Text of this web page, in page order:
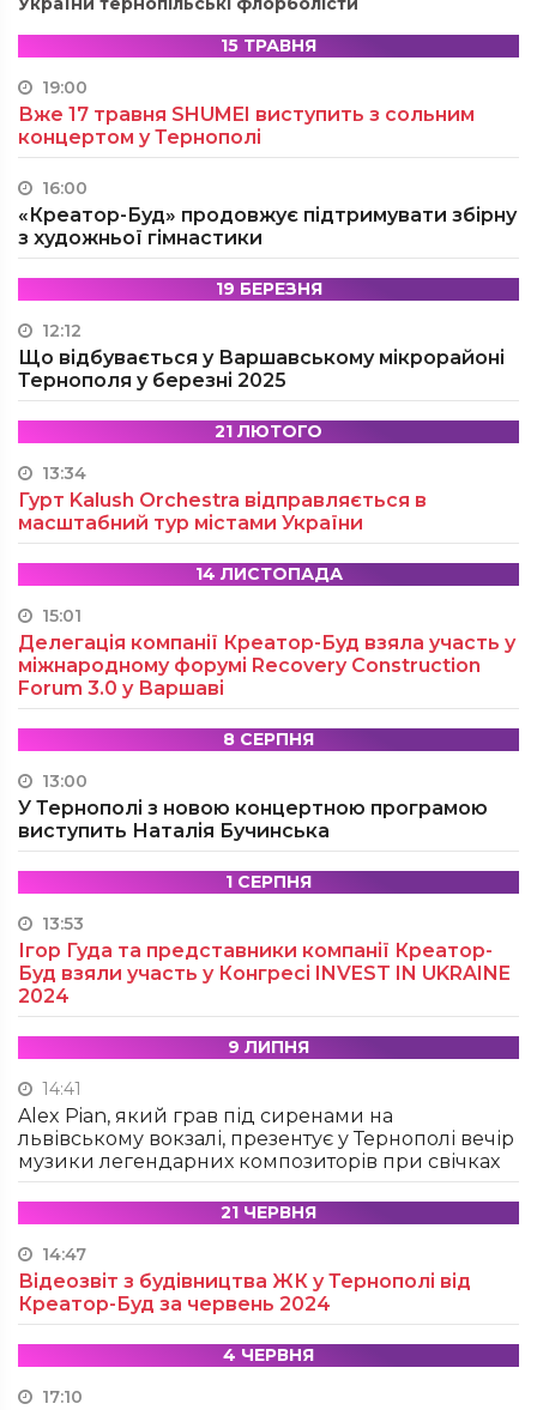
15 ТРАВНЯ
19:00
Вже 17 травня SHUMEI виступить з сольним
концертом у Тернополі
16:00
«Креатор-Буд» продовжує підтримувати збірну
з художньої гімнастики
19 БЕРЕЗНЯ
12:12
Що відбувається у Варшавському мікрорайоні
Тернополя у березні 2025
21 ЛЮТОГО
13:34
Гурт Kalush Orchestra відправляється в
масштабний тур містами України
14 ЛИСТОПАДА
15:01
Делегація компанії Креатор-Буд взяла участь у
міжнародному форумі Recovery Construction
Forum 3.0 у Варшаві
8 СЕРПНЯ
13:00
У Тернополі з новою концертною програмою
виступить Наталія Бучинська
1 СЕРПНЯ
13:53
Ігор Гуда та представники компанії Креатор-
Буд взяли участь у Конгресі INVEST IN UKRAINE
2024
9 ЛИПНЯ
14:41
Alex Pian, який грав під сиренами на
львівському вокзалі, презентує у Тернополі вечір
музики легендарних композиторів при свічках
21 ЧЕРВНЯ
14:47
Відеозвіт з будівництва ЖК у Тернополі від
Креатор-Буд за червень 2024
4 ЧЕРВНЯ
17:10